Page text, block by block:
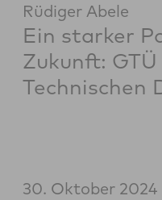
Rüdiger Abele
Ein starker
Zukunft:
Technischen
30. Oktober 2024